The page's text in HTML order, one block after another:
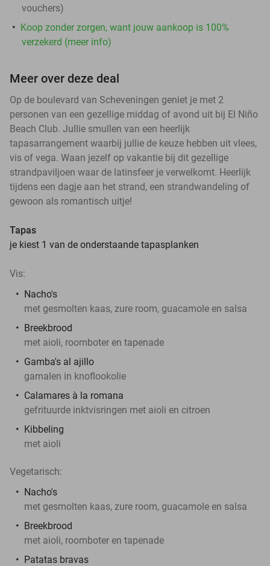
vouchers)
Koop zonder zorgen, want jouw aankoop is 100%
verzekerd (meer info)
Meer over deze deal
Op de boulevard van Scheveningen geniet je met 2
personen van een gezellige middag of avond uit bij El Niño
Beach Club. Jullie smullen van een heerlijk
tapasarrangement waarbij jullie de keuze hebben uit vlees,
vis of vega. Waan jezelf op vakantie bij dit gezellige
strandpaviljoen waar de latinsfeer je verwelkomt. Heerlijk
tijdens een dagje aan het strand, een strandwandeling of
gewoon als romantisch uitje!
Tapas
je kiest 1 van de onderstaande tapasplanken
Vis:
Nacho's
met gesmolten kaas, zure room, guacamole en salsa
Breekbrood
met aioli, roomboter en tapenade
Gamba's al ajillo
garnalen in knoflookolie
Calamares à la romana
gefrituurde inktvisringen met aioli en citroen
Kibbeling
met aioli
Vegetarisch:
Nacho's
met gesmolten kaas, zure room, guacamole en salsa
Breekbrood
met aioli, roomboter en tapenade
Patatas bravas